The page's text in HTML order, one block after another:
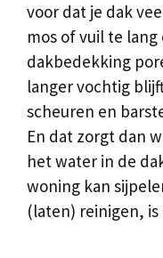
voor dat je dak
mos of vuil te
dakbedekking
langer vochtig
scheuren en
En dat zorgt dan
het water in de
woning kan
(laten) reinigen, is